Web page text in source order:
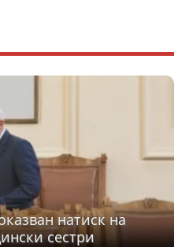
натиск на
сестри